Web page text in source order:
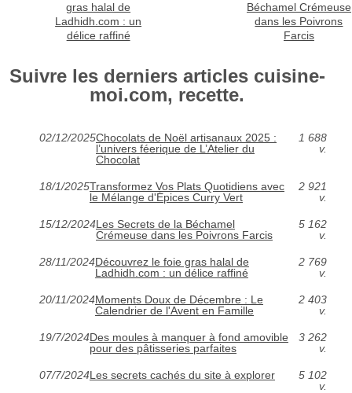
gras halal de
Ladhidh.com : un
délice raffiné
Béchamel Crémeuse
dans les Poivrons
Farcis
Suivre les derniers articles cuisine-
moi.com, recette.
02/12/2025Chocolats de Noël artisanaux 2025 :
l’univers féerique de L’Atelier du
Chocolat
1 688
v.
18/1/2025Transformez Vos Plats Quotidiens avec
le Mélange d'Épices Curry Vert
2 921
v.
15/12/2024Les Secrets de la Béchamel
Crémeuse dans les Poivrons Farcis
5 162
v.
28/11/2024Découvrez le foie gras halal de
Ladhidh.com : un délice raffiné
2 769
v.
20/11/2024Moments Doux de Décembre : Le
Calendrier de l'Avent en Famille
2 403
v.
19/7/2024Des moules à manquer à fond amovible
pour des pâtisseries parfaites
3 262
v.
07/7/2024Les secrets cachés du site à explorer
5 102
v.